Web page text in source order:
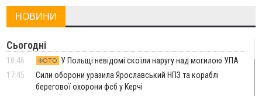
НОВИНИ
Сьогодні
18:46 ФОТО
У Польщі невідомі скоїли наругу над могилою УПА
17:45
Сили оборони уразила Ярославський НПЗ та кораблі
берегової охорони фсб у Керчі